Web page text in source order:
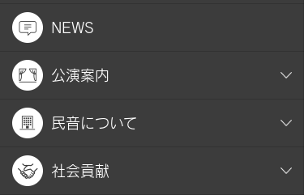
NEWS
公演案内
民音について
社会貢献